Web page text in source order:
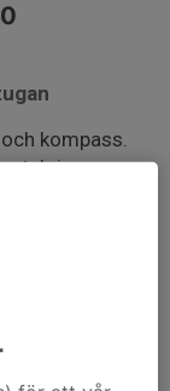
kompass.
utskriven.